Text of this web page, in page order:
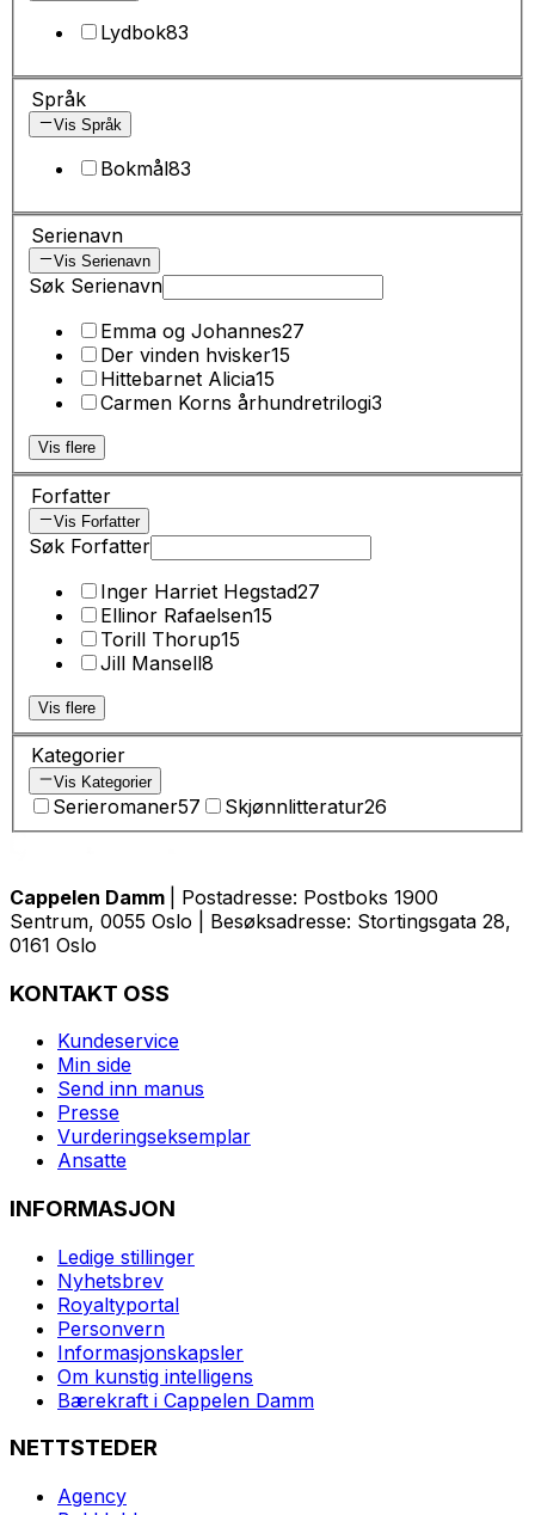
Lydbok83
Språk
Vis Språk
Bokmål83
Serienavn
Vis Serienavn
Søk Serienavn
Emma og Johannes27
Der vinden hvisker15
Hittebarnet Alicia15
Carmen Korns århundretrilogi3
Vis flere
Forfatter
Vis Forfatter
Søk Forfatter
Inger Harriet Hegstad27
Ellinor Rafaelsen15
Torill Thorup15
Jill Mansell8
Vis flere
Kategorier
Vis Kategorier
Serieromaner57 Skjønnlitteratur26
Cappelen Damm
| Postadresse: Postboks 1900
Sentrum, 0055 Oslo | Besøksadresse: Stortingsgata 28,
0161 Oslo
KONTAKT OSS
Kundeservice
Min side
Send inn manus
Presse
Vurderingseksemplar
Ansatte
INFORMASJON
Ledige stillinger
Nyhetsbrev
Royaltyportal
Personvern
Informasjonskapsler
Om kunstig intelligens
Bærekraft i Cappelen Damm
NETTSTEDER
Agency